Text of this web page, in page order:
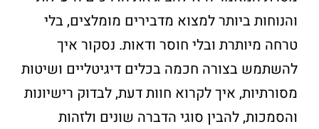
והנוחות ביותר למצוא מדבירים מומלצים, בלי
טרחה מיותרת ובלי חוסר ודאות. נסקור איך
להשתמש בצורה חכמה בכלים דיגיטליים ושיטות
מסורתיות, איך לקרוא חוות דעת, לבדוק רישיונות
והסמכות, להבין סוגי הדברה שונים ולזהות